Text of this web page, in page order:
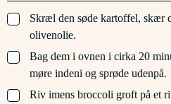
▢
Skræl den søde kartoffel, skær
olivenolie.
▢
Bag dem i ovnen i cirka 20
møre indeni og sprøde udenpå.
▢
Riv imens broccoli groft på et